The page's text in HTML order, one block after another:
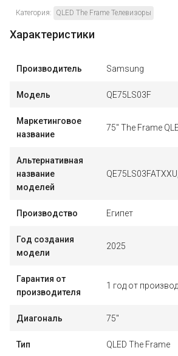
Категория: QLED The Frame Телевизоры
Характеристики
Производитель Samsung
Модель QE75LS03F
Маркетинговое
название
75" The Frame
Альтернативная
название
моделей
Производство Египет
Год создания
модели
2025
Гарантия от
производителя
1 год от
Диагональ 75"
Тип QLED The Frame